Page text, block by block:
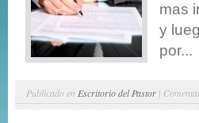
mas
y
por...
Publicado en Escritorio del Pastor |